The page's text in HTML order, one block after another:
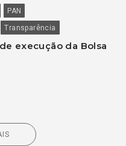
PAN
Transparência
execução da Bolsa